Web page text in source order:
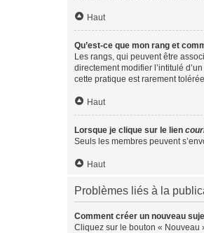
Haut
Qu’est-ce que mon rang et
Les rangs, qui peuvent être
directement modifier l’intitulé
cette pratique est rarement
Haut
Lorsque je clique sur le lien
Seuls les membres peuvent
Haut
Problèmes liés à la
Comment créer un nouveau
Cliquez sur le bouton « Nouveau